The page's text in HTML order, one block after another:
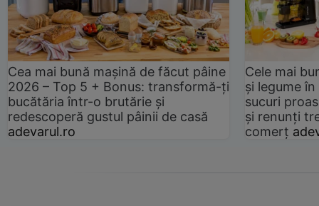
Cea mai bună mașină de făcut pâine
2026 – Top 5 + Bonus: transformă-ți
bucătăria într-o brutărie și
redescoperă gustul pâinii de casă
adevarul.ro
Cele mai
și legume
sucuri
și renunți
comerț